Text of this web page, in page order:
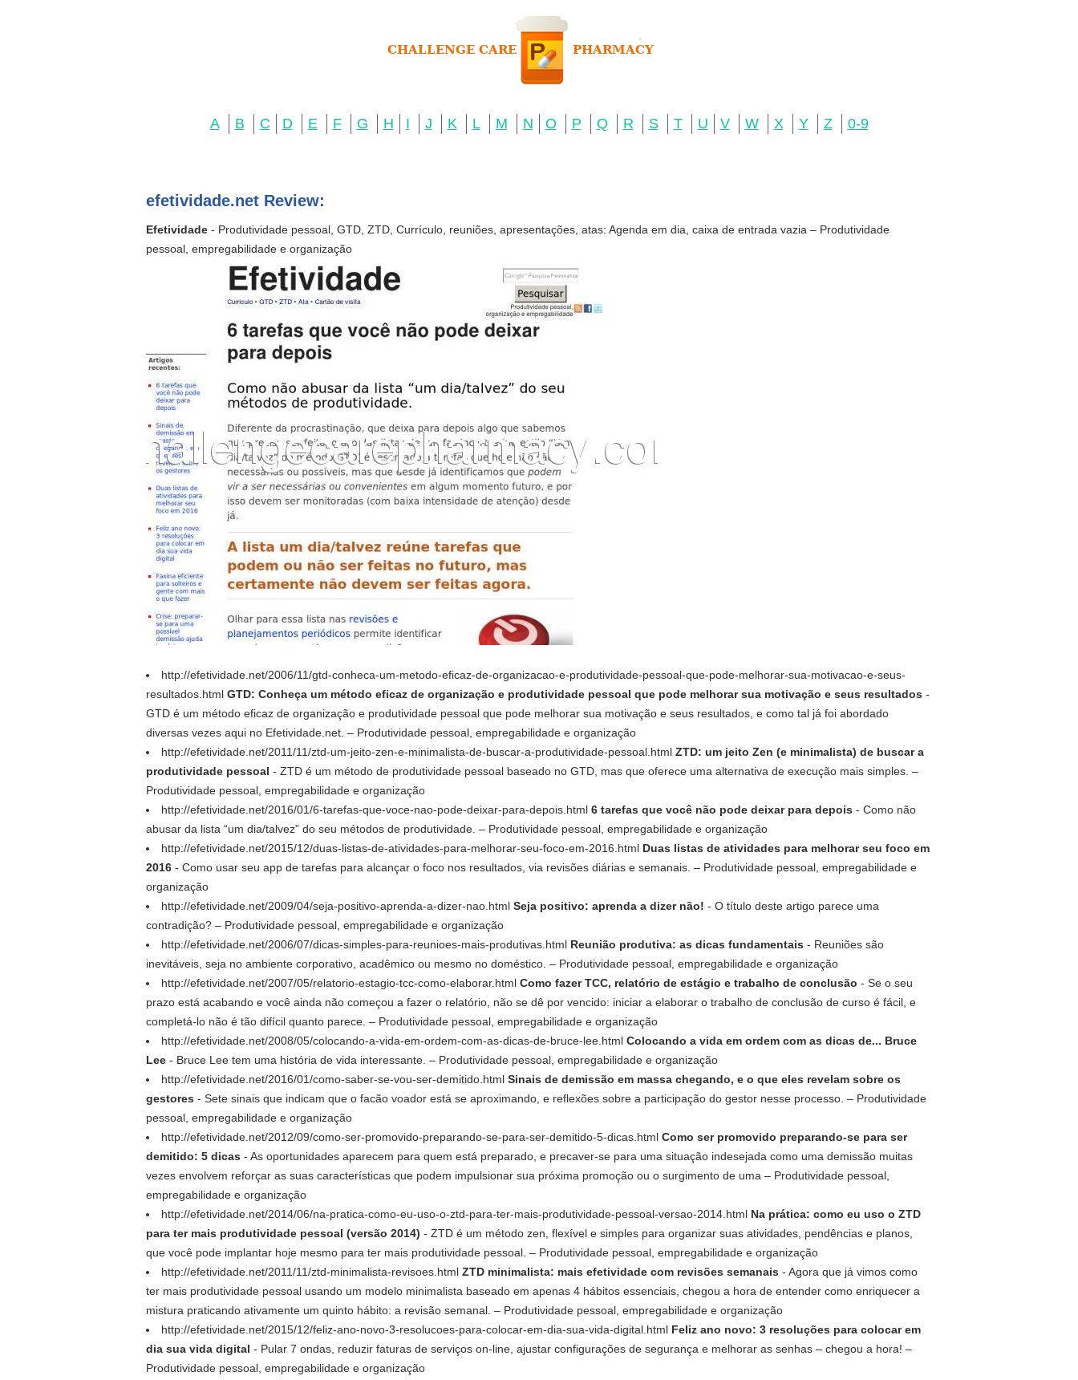
A B C D E F G H I J K L M N O P Q R S T U V W X Y Z 0-9
efetividade.net Review:
Efetividade - Produtividade pessoal, GTD, ZTD, Currículo, reuniões, apresentações, atas: Agenda em dia, caixa de entrada vazia – Produtividade
pessoal, empregabilidade e organização
http://efetividade.net/2006/11/gtd-conheca-um-metodo-eficaz-de-organizacao-e-produtividade-pessoal-que-pode-melhorar-sua-motivacao-e-seus-
resultados.html GTD: Conheça um método eficaz de organização e produtividade pessoal que pode melhorar sua motivação e seus resultados -
GTD é um método eficaz de organização e produtividade pessoal que pode melhorar sua motivação e seus resultados, e como tal já foi abordado
diversas vezes aqui no Efetividade.net. – Produtividade pessoal, empregabilidade e organização
http://efetividade.net/2011/11/ztd-um-jeito-zen-e-minimalista-de-buscar-a-produtividade-pessoal.html ZTD: um jeito Zen (e minimalista) de buscar a
produtividade pessoal - ZTD é um método de produtividade pessoal baseado no GTD, mas que oferece uma alternativa de execução mais simples. –
Produtividade pessoal, empregabilidade e organização
http://efetividade.net/2016/01/6-tarefas-que-voce-nao-pode-deixar-para-depois.html 6 tarefas que você não pode deixar para depois - Como não
abusar da lista “um dia/talvez” do seu métodos de produtividade. – Produtividade pessoal, empregabilidade e organização
http://efetividade.net/2015/12/duas-listas-de-atividades-para-melhorar-seu-foco-em-2016.html Duas listas de atividades para melhorar seu foco em
2016 - Como usar seu app de tarefas para alcançar o foco nos resultados, via revisões diárias e semanais. – Produtividade pessoal, empregabilidade e
organização
http://efetividade.net/2009/04/seja-positivo-aprenda-a-dizer-nao.html Seja positivo: aprenda a dizer não! - O título deste artigo parece uma
contradição? – Produtividade pessoal, empregabilidade e organização
http://efetividade.net/2006/07/dicas-simples-para-reunioes-mais-produtivas.html Reunião produtiva: as dicas fundamentais - Reuniões são
inevitáveis, seja no ambiente corporativo, acadêmico ou mesmo no doméstico. – Produtividade pessoal, empregabilidade e organização
http://efetividade.net/2007/05/relatorio-estagio-tcc-como-elaborar.html Como fazer TCC, relatório de estágio e trabalho de conclusão - Se o seu
prazo está acabando e você ainda não começou a fazer o relatório, não se dê por vencido: iniciar a elaborar o trabalho de conclusão de curso é fácil, e
completá-lo não é tão difícil quanto parece. – Produtividade pessoal, empregabilidade e organização
http://efetividade.net/2008/05/colocando-a-vida-em-ordem-com-as-dicas-de-bruce-lee.html Colocando a vida em ordem com as dicas de... Bruce
Lee - Bruce Lee tem uma história de vida interessante. – Produtividade pessoal, empregabilidade e organização
http://efetividade.net/2016/01/como-saber-se-vou-ser-demitido.html Sinais de demissão em massa chegando, e o que eles revelam sobre os
gestores - Sete sinais que indicam que o facão voador está se aproximando, e reflexões sobre a participação do gestor nesse processo. – Produtividade
pessoal, empregabilidade e organização
http://efetividade.net/2012/09/como-ser-promovido-preparando-se-para-ser-demitido-5-dicas.html Como ser promovido preparando-se para ser
demitido: 5 dicas - As oportunidades aparecem para quem está preparado, e precaver-se para uma situação indesejada como uma demissão muitas
vezes envolvem reforçar as suas características que podem impulsionar sua próxima promoção ou o surgimento de uma – Produtividade pessoal,
empregabilidade e organização
http://efetividade.net/2014/06/na-pratica-como-eu-uso-o-ztd-para-ter-mais-produtividade-pessoal-versao-2014.html Na prática: como eu uso o ZTD
para ter mais produtividade pessoal (versão 2014) - ZTD é um método zen, flexível e simples para organizar suas atividades, pendências e planos,
que você pode implantar hoje mesmo para ter mais produtividade pessoal. – Produtividade pessoal, empregabilidade e organização
http://efetividade.net/2011/11/ztd-minimalista-revisoes.html ZTD minimalista: mais efetividade com revisões semanais - Agora que já vimos como
ter mais produtividade pessoal usando um modelo minimalista baseado em apenas 4 hábitos essenciais, chegou a hora de entender como enriquecer a
mistura praticando ativamente um quinto hábito: a revisão semanal. – Produtividade pessoal, empregabilidade e organização
http://efetividade.net/2015/12/feliz-ano-novo-3-resolucoes-para-colocar-em-dia-sua-vida-digital.html Feliz ano novo: 3 resoluções para colocar em
dia sua vida digital - Pular 7 ondas, reduzir faturas de serviços on-line, ajustar configurações de segurança e melhorar as senhas – chegou a hora! –
Produtividade pessoal, empregabilidade e organização